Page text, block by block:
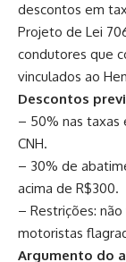
descontos em
Projeto de Lei
condutores que
vinculados ao
Descontos
– 50% nas taxas
CNH.
– 30% de
acima de R$300.
– Restrições:
motoristas
Argumento do